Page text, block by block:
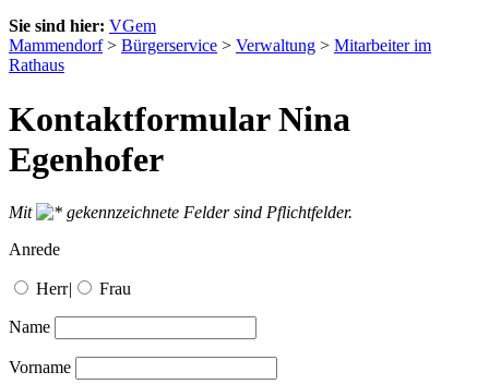
Sie sind hier: VGem
Mammendorf> Bürgerservice > Verwaltung > Mitarbeiter im
Rathaus
Kontaktformular Nina
Egenhofer
Mit
gekennzeichnete Felder sind Pflichtfelder.
Anrede
Herr| Frau
Name
Vorname